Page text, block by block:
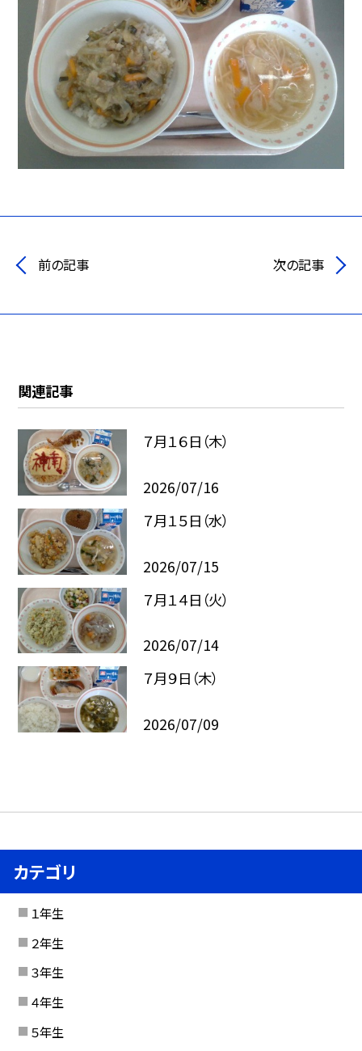
前の記事 次の記事
関連記事
７月１６日（木）
2026/07/16
７月１５日（水）
2026/07/15
７月１４日（火）
2026/07/14
７月９日（木）
2026/07/09
カテゴリ
１年生
２年生
３年生
４年生
５年生